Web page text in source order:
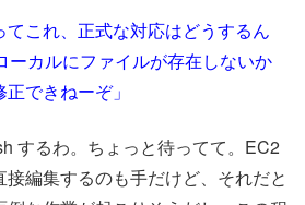
てこれ、正式な対応はどうするん
ーカルにファイルが存在しないか
できねーぞ」
するわ。ちょっと待ってて。EC2
編集するのも手だけど、それだと